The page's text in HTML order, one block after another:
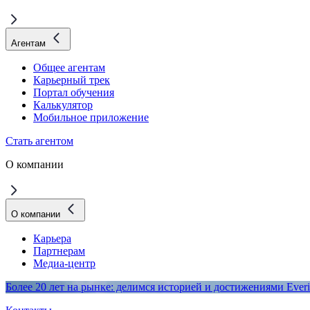
Агентам
Общее агентам
Карьерный трек
Портал обучения
Калькулятор
Мобильное приложение
Стать агентом
О компании
О компании
Карьера
Партнерам
Медиа-центр
Более 20 лет на рынке: делимся историей и достижениями